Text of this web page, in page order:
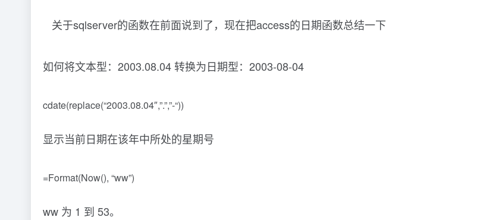
关于sqlserver的函数在前面说到了，现在把access的日期函数总结一下
如何将文本型：2003.08.04 转换为日期型：2003-08-04
cdate(replace(“2003.08.04″,”.”,”-“))
显示当前日期在该年中所处的星期号
=Format(Now(), “ww”)
ww 为 1 到 53。